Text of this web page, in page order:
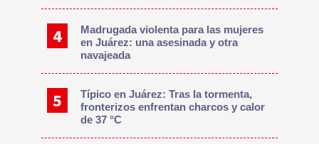
Madrugada violenta para las mujeres
en Juárez: una asesinada y otra
navajeada
Típico en Juárez: Tras la tormenta,
fronterizos enfrentan charcos y calor
de 37 °C